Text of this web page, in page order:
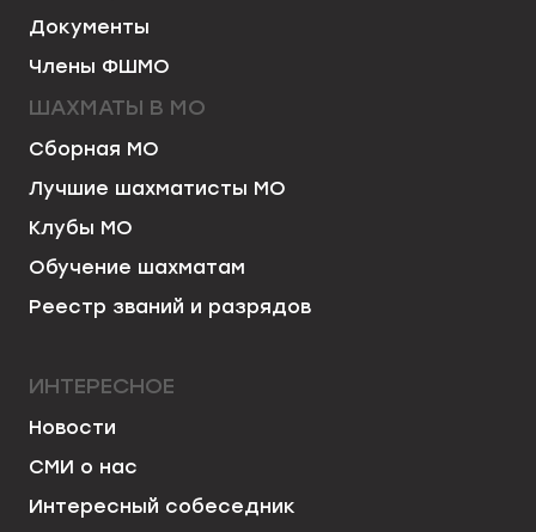
Документы
Члены ФШМО
ШАХМАТЫ В МО
Сборная МО
Лучшие шахматисты МО
Клубы МО
Обучение шахматам
Реестр званий и разрядов
ИНТЕРЕСНОЕ
Новости
СМИ о нас
Интересный собеседник